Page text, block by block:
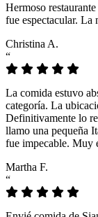
Hermoso
fue espectacular. La
Christina A.
“
La comida estuvo
categoría. La
Definitivamente lo
llamo una pequeña
fue impecable. Muy
Martha F.
“